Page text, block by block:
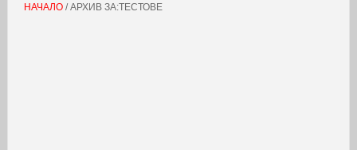
НАЧАЛО/ АРХИВ ЗА:ТЕСТОВЕ